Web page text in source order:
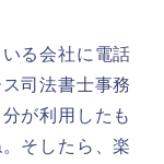
る会社に電話
司法書士事務
が利用したも
そしたら、楽